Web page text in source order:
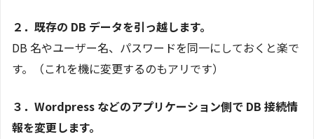
２．既存の DB データを引っ越します。
DB 名やユーザー名、パスワードを同一にしておくと楽で
す。（これを機に変更するのもアリです）
３．Wordpress などのアプリケーション側で DB 接続情
報を変更します。